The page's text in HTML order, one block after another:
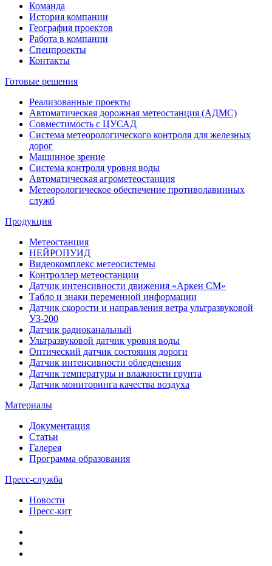
Команда
История компании
География проектов
Работа в компании
Спецпроекты
Контакты
Готовые решения
Реализованные проекты
Автоматическая дорожная метеостанция (АДМС)
Совместимость с ЦУСАД
Система метеорологического контроля для железных
дорог
Машинное зрение
Система контроля уровня воды
Автоматическая агрометеостанция
Метеорологическое обеспечение противолавинных
служб
Продукция
Метеостанция
НЕЙРОПУИД
Видеокомплекс метеосистемы
Контроллер метеостанции
Датчик интенсивности движения «Аркен СМ»
Табло и знаки переменной информации
Датчик скорости и направления ветра ультразвуковой
УЗ-200
Датчик радиоканальный
Ультразвуковой датчик уровня воды
Оптический датчик состояния дороги
Датчик интенсивности обледенения
Датчик температуры и влажности грунта
Датчик мониторинга качества воздуха
Материалы
Документация
Статьи
Галерея
Программа образования
Пресс-служба
Новости
Пресс-кит